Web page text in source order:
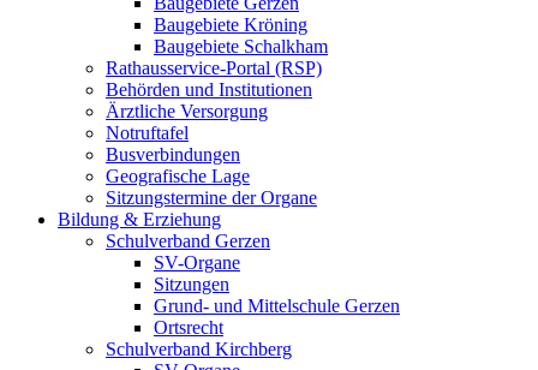
Baugebiete Kröning
Baugebiete Schalkham
Rathausservice-Portal (RSP)
Behörden und Institutionen
Ärztliche Versorgung
Notruftafel
Busverbindungen
Geografische Lage
Sitzungstermine der Organe
Bildung & Erziehung
Schulverband Gerzen
SV-Organe
Sitzungen
Grund- und Mittelschule Gerzen
Ortsrecht
Schulverband Kirchberg